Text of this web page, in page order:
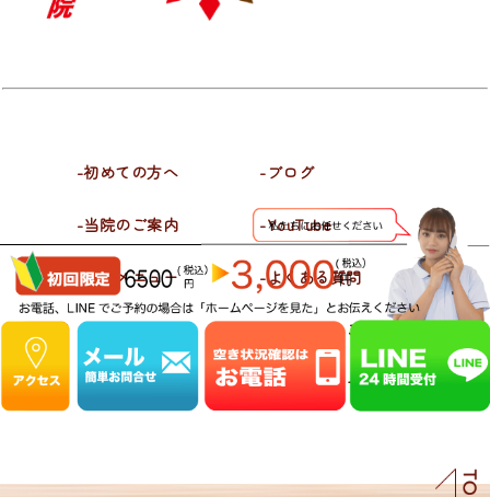
-初めての方へ
-当院のご案内
-施術メニュー
-喜びの声
-施術料金
-ブログ
-YouTube
-よくある質問
-お問合せ・ご予約
-プライバシーポリシー